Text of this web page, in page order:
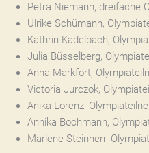
Petra Niemann, dreifache
Ulrike Schümann,
Kathrin Kadelbach,
Julia Büsselberg,
Anna Markfort,
Victoria Jurczok,
Anika Lorenz,
Annika Bochmann,
Marlene Steinherr,